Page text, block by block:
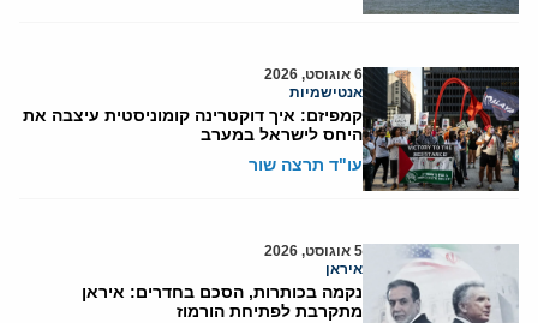
6 אוגוסט, 2026
אנטישמיות
קמפיזם: איך דוקטרינה קומוניסטית עיצבה את
היחס לישראל במערב
עו"ד תרצה שור
5 אוגוסט, 2026
איראן
נקמה בכותרות, הסכם בחדרים: איראן
מתקרבת לפתיחת הורמוז